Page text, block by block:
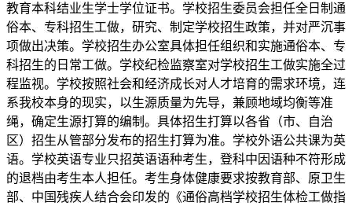
教育本科结业生学士学位证书。学校招生委员会担任全日制通
俗本、专科招生工做，研究、制定学校招生政策，并对严沉事
项做出决策。学校招生办公室具体担任组织和实施通俗本、专
科招生的日常工做。学校纪检监察室对学校招生工做实施全过
程监视。学校按照社会和经济成长对人才培育的需求环境，连
系我校本身的现实，以生源质量为先导，兼顾地域均衡等准
绳，确定生源打算的编制。具体招生打算以各省（市、自治
区）招生从管部分发布的招生打算为准。学校外语公共课为英
语。学校英语专业只招英语语种考生，登科中因语种不符形成
的退档由考生本人担任。考生身体健康要求按教育部、原卫生
部、中国残疾人结合会印发的《通俗高档学校招生体检工做指